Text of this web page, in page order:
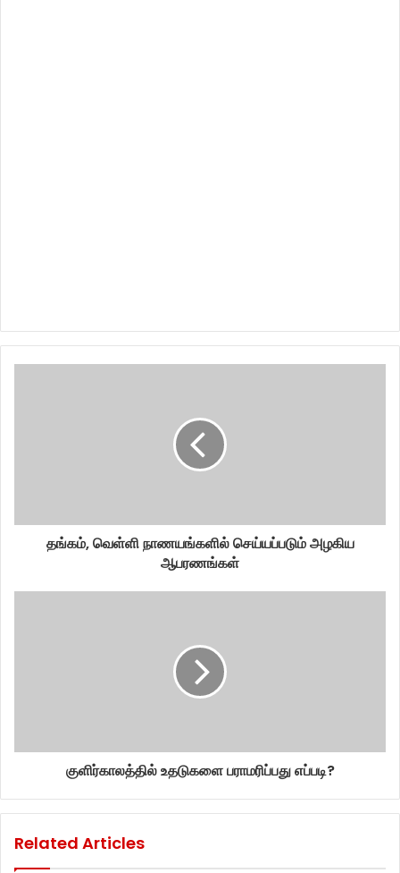
தங்கம், வெள்ளி நாணயங்களில் செய்யப்படும் அழகிய
ஆபரணங்கள்
குளிர்காலத்தில் உதடுகளை பராமரிப்பது எப்படி?
Related Articles